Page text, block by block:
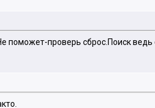
поможет-проверь сброс.Поиск ведь